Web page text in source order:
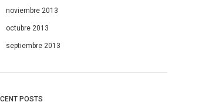
noviembre 2013
octubre 2013
septiembre 2013
POSTS